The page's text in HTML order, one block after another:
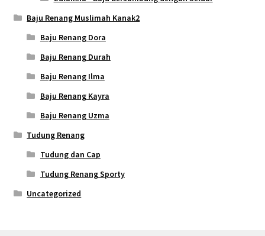
Baju Renang Muslimah Kanak2
Baju Renang Dora
Baju Renang Durah
Baju Renang Ilma
Baju Renang Kayra
Baju Renang Uzma
Tudung Renang
Tudung dan Cap
Tudung Renang Sporty
Uncategorized